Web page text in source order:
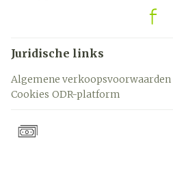
Juridische links
Algemene verkoopsvoorwaarden
Cookies ODR-platform